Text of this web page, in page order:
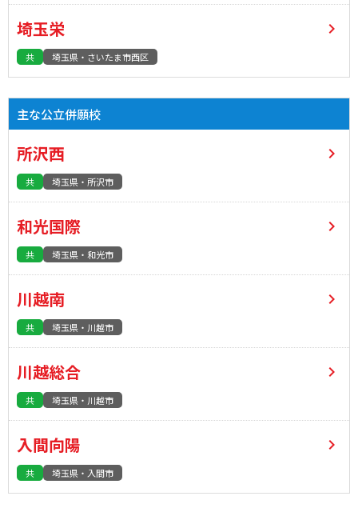
埼玉栄
共 埼玉県・さいたま市西区
主な公立併願校
所沢西
共 埼玉県・所沢市
和光国際
共 埼玉県・和光市
川越南
共 埼玉県・川越市
川越総合
共 埼玉県・川越市
入間向陽
共 埼玉県・入間市